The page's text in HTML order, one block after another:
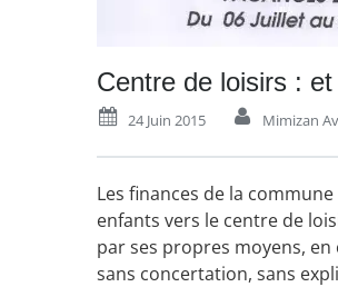
Centre de loisirs :
24 Juin 2015 Mimizan
Les finances de la
enfants vers le centre de
par ses propres moyens,
sans concertation, sans